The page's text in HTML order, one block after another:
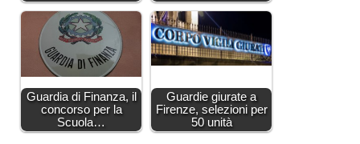
Guardia di Finanza, il
concorso per la
Scuola…
Guardie giurate a
Firenze, selezioni per
50 unità